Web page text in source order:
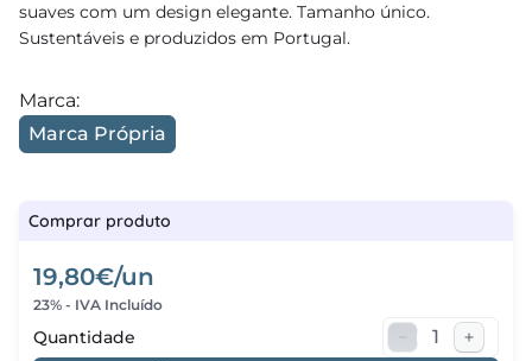
suaves com um design elegante. Tamanho único.
Sustentáveis e produzidos em Portugal.
Marca:
Marca Própria
Comprar produto
19,80€/un
23% - IVA Incluído
Quantidade